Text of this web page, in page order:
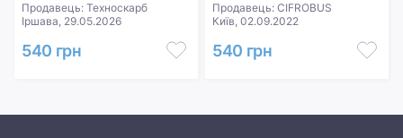
Продавець: Техноскарб
Іршава, 29.05.2026
540 грн
Продавець: CIFROBUS
Київ, 02.09.2022
540 грн